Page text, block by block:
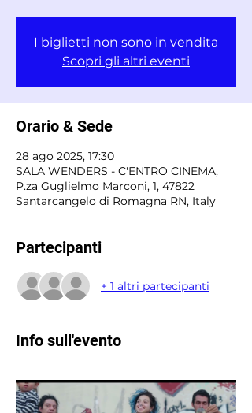
I biglietti non sono in vendita
Scopri gli altri eventi
Orario & Sede
28 ago 2025, 17:30
SALA WENDERS - C'ENTRO CINEMA,
P.za Guglielmo Marconi, 1, 47822
Santarcangelo di Romagna RN, Italy
Partecipanti
+ 1 altri partecipanti
Info sull'evento